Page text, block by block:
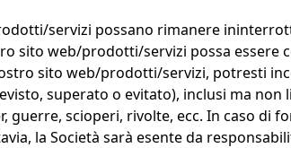
servizi possano rimanere
sito web/prodotti/servizi possa essere
sito web/prodotti/servizi, potresti
superato o evitato), inclusi ma
guerre, scioperi, rivolte, ecc. In caso di
la Società sarà esente da